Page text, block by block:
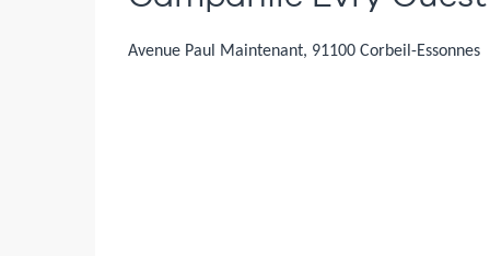
Avenue Paul Maintenant, 91100 Corbeil-Essonnes